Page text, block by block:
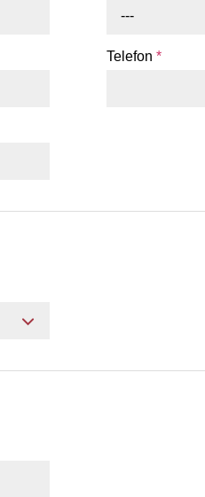
---
Telefon *